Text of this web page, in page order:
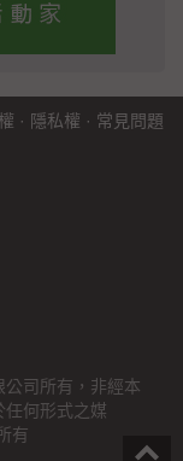
· 隱私權 · 常見問題
司所有，非經本
任何形式之媒
有